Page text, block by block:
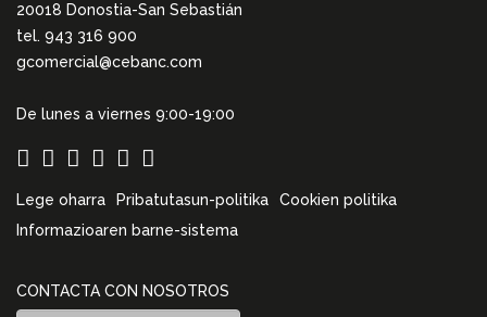
20018 Donostia-San Sebastián
tel. 943 316 900
gcomercial@cebanc.com
De lunes a viernes 9:00-19:00
Lege oharra Pribatutasun-politika
Cookien politika
Informazioaren barne-sistema
CONTACTA CON NOSOTROS